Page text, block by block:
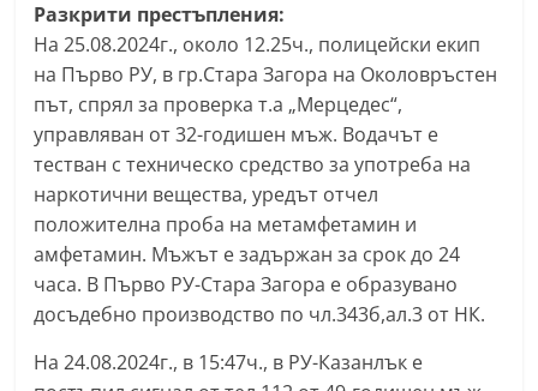
g
a
l
l
e
r
y
-
k
a
z
Разкрити престъпления:
На 25.08.2024г., около 12.25ч., полицейски екип
на Първо РУ, в гр.Стара Загора на Околовръстен
път, спрял за проверка т.а „Мерцедес“,
управляван от 32-годишен мъж. Водачът е
тестван с техническо средство за употреба на
наркотични вещества, уредът отчел
положителна проба на метамфетамин и
амфетамин. Мъжът е задържан за срок до 24
часа. В Първо РУ-Стара Загора е образувано
досъдебно производство по чл.343б,ал.3 от НК.
На 24.08.2024г., в 15:47ч., в РУ-Казанлък е